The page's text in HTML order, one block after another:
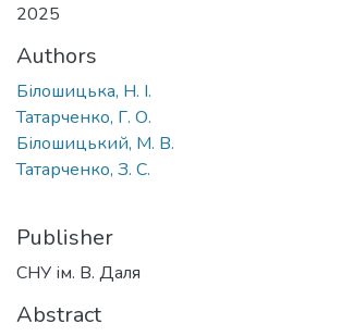
2025
Authors
Білошицька, Н. І.
Татарченко, Г. О.
Білошицький, М. В.
Татарченко, З. С.
Publisher
СНУ ім. В. Даля
Abstract